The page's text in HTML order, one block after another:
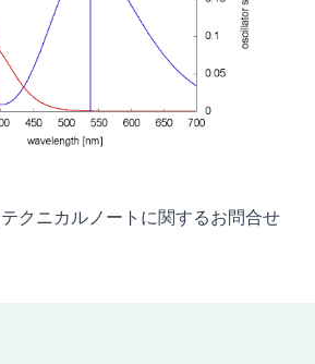
テクニカルノートに関するお問合せ